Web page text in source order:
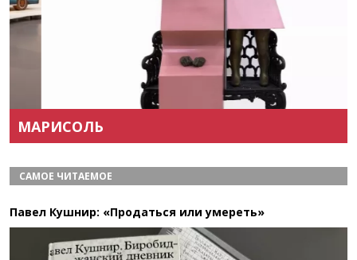
МАРИСОЛЬ
САМОЕ ЧИТАЕМОЕ
Павел Кушнир: «Продаться или умереть»